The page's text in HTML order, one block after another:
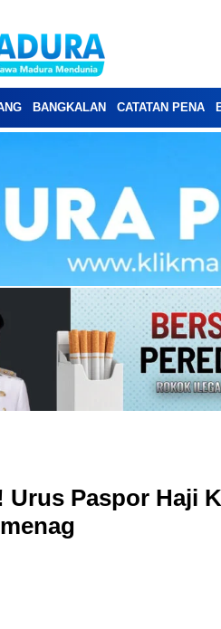
BANGKALAN CATATAN PENA
Urus Paspor Haji